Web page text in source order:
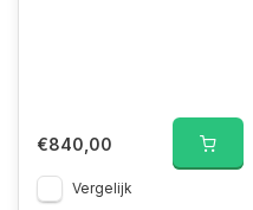
€840,00
Vergelijk